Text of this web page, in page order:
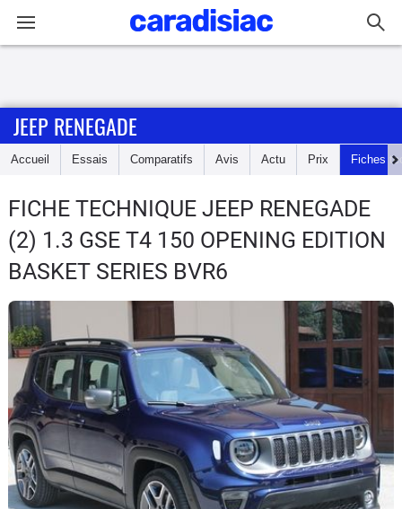
Accueil
Essais
Guide
d'achat
Electriques
Utilitaires
Flottes
Auto
Services
JEEP RENEGADE
Accueil Essais Comparatifs Avis Actu Prix Fiches
FICHE TECHNIQUE JEEP RENEGADE
(2) 1.3 GSE T4 150 OPENING EDITION
BASKET SERIES BVR6